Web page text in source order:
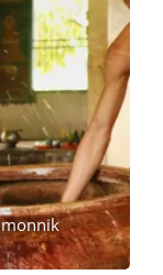
monnik